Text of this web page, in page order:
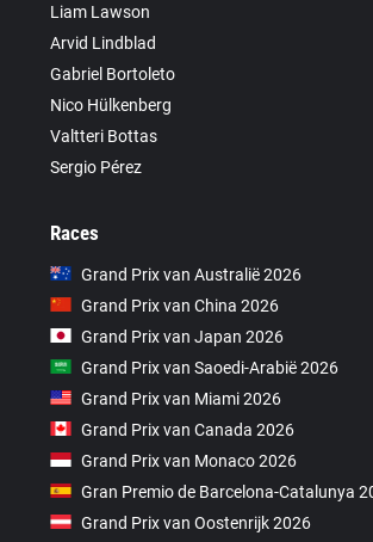
Liam Lawson
Arvid Lindblad
Gabriel Bortoleto
Nico Hülkenberg
Valtteri Bottas
Sergio Pérez
Races
Grand Prix van Australië 2026
Grand Prix van China 2026
Grand Prix van Japan 2026
Grand Prix van Saoedi-Arabië 2026
Grand Prix van Miami 2026
Grand Prix van Canada 2026
Grand Prix van Monaco 2026
Gran Premio de Barcelona-Catalunya
Grand Prix van Oostenrijk 2026